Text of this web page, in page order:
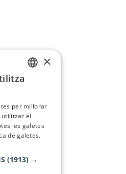
×
per millorar
utilitzar el
les galetes
de galetes.
(1913) →